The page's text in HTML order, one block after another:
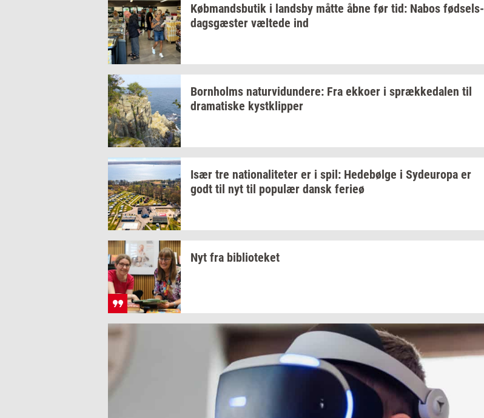
Køb­mands­bu­tik i lands­by måtte åbne før tid: Nabos fød­sels­
dags­gæ­ster væl­te­de ind
Born­holms na­tur­vi­dun­de­re: Fra ek­ko­er i spræk­ke­da­len til
dra­ma­ti­ske kyst­klip­per
Især tre na­tio­na­li­te­ter er i spil: He­debøl­ge i Sy­d­eu­ro­pa er
godt til nyt til po­pu­lær dansk fe­ri­eø
Nyt fra bi­bli­o­te­ket